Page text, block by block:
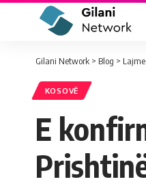
Gilani Network > Blog > Lajme
KOSOVË
E